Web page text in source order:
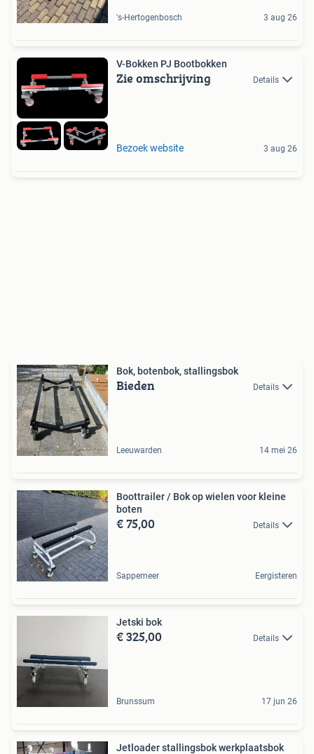
's-Hertogenbosch 3 aug 26
V-Bokken PJ Bootbokken
Zie omschrijving Details
Bezoek website 3 aug 26
Bok, botenbok, stallingsbok
Bieden Details
Leeuwarden 14 mei 26
Boottrailer / Bok op wielen voor kleine
boten
€ 75,00 Details
Sappemeer Eergisteren
Jetski bok
€ 325,00 Details
Brunssum 17 jun 26
Jetloader stallingsbok werkplaatsbok